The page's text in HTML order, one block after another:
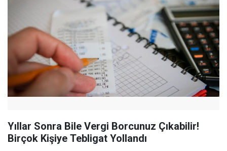
Yıllar Sonra Bile Vergi Borcunuz Çıkabilir!
Birçok Kişiye Tebligat Yollandı